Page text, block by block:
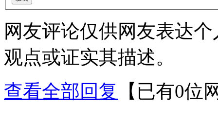
网友评论仅供网友表达
观点或证实其描述。
查看全部回复
【已有0位